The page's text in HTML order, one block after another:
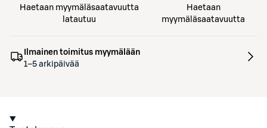
Haetaan myymäläsaatavuutta
latautuu
Haetaan
myymäläsaatavuutta
Ilmainen toimitus myymälään
1–5 arkipäivää